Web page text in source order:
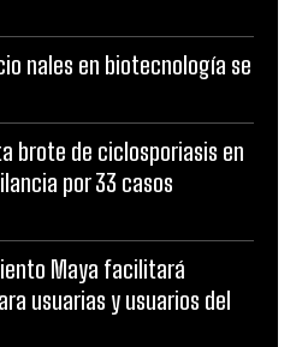
nales en biotecnología se
brote de ciclosporiasis en
por 33 casos
Maya facilitará
usuarias y usuarios del